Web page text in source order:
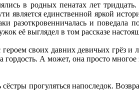
в родных пенатах лет
является единственной яркой
и поведала
её выглядел в том рассказе
своих давних девичьих
А может, она просто многое
прогуляться напоследок.